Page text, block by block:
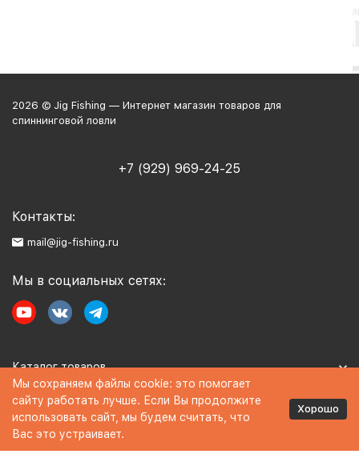
2026 © Jig Fishing — Интернет магазин товаров для
спиннинговой ловли
+7 (929) 969-24-25
Контакты:
mail@jig-fishing.ru
Мы в социальных сетях:
Каталог товаров
Информация
Политика персональных данных
Мы сохраняем файлы cookie: это помогает
сайту работать лучше. Если Вы продолжите
использовать сайт, мы будем считать, что
Вас это устраивает.
Хорошо